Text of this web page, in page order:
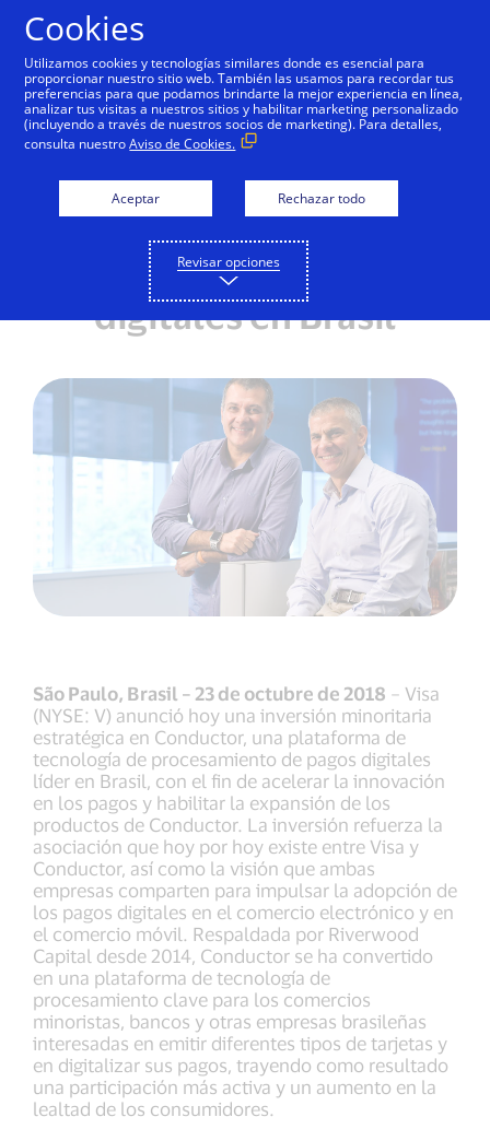
NOTAS DE PRENSA
Visa hace una inversión
estratégica en
Conductor para acelerar
la adopción de los pagos
digitales en Brasil
São Paulo, Brasil – 23 de octubre de 2018 – Visa
(NYSE: V) anunció hoy una inversión minoritaria
estratégica en Conductor, una plataforma de
tecnología de procesamiento de pagos digitales
líder en Brasil, con el fin de acelerar la innovación
en los pagos y habilitar la expansión de los
productos de Conductor. La inversión refuerza la
asociación que hoy por hoy existe entre Visa y
Conductor, así como la visión que ambas
empresas comparten para impulsar la adopción de
los pagos digitales en el comercio electrónico y en
el comercio móvil. Respaldada por Riverwood
Capital desde 2014, Conductor se ha convertido
en una plataforma de tecnología de
procesamiento clave para los comercios
minoristas, bancos y otras empresas brasileñas
interesadas en emitir diferentes tipos de tarjetas y
en digitalizar sus pagos, trayendo como resultado
una participación más activa y un aumento en la
lealtad de los consumidores.
Cookies
Utilizamos cookies y tecnologías similares donde es esencial para
proporcionar nuestro sitio web. También las usamos para recordar tus
preferencias para que podamos brindarte la mejor experiencia en línea,
analizar tus visitas a nuestros sitios y habilitar marketing personalizado
(incluyendo a través de nuestros socios de marketing). Para detalles,
consulta nuestroAviso de Cookies.
Aceptar Rechazar todo
Revisar opciones